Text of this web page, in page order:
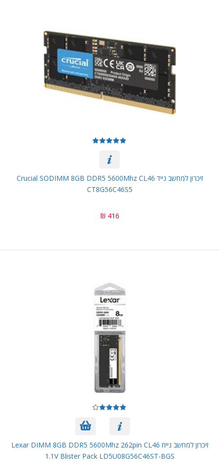
זיכרון למחשב נייד Crucial SODIMM 8GB DDR5 5600Mhz CL46
CT8G56C46S5
416 ₪
זיכרון למחשב נייח Lexar DIMM 8GB DDR5 5600Mhz 262pin CL46
1.1V Blister Pack LD5U08G56C46ST-BGS